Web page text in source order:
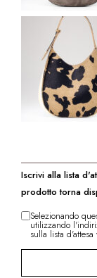
Iscrivi alla lista
prodotto torna
Selezionando
utilizzando
sulla lista d'attesa
Inserisci